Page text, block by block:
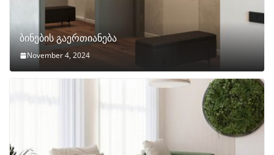
ბინების გაერთიანება
November 4, 2024